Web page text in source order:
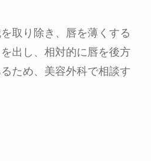
取り除き、唇を薄くする
出し、相対的に唇を後方
ため、美容外科で相談す